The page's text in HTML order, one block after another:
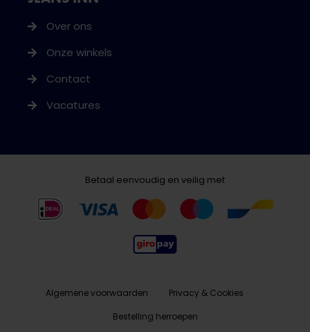
Over ons
Onze winkels
Contact
Vacatures
Betaal eenvoudig en veilig met
Algemene voorwaarden
Privacy & Cookies
Bestelling herroepen